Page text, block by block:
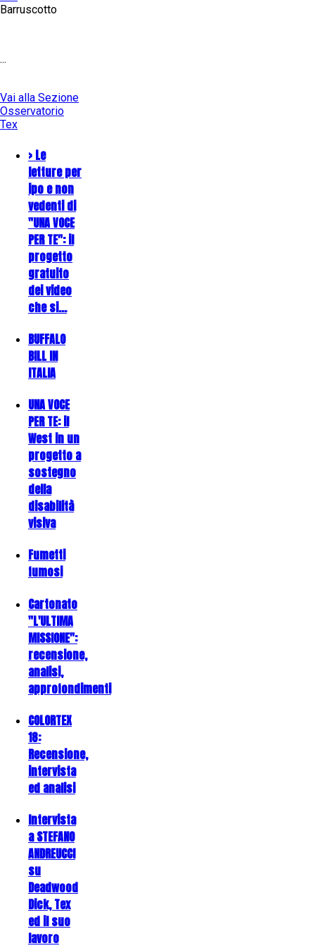
Barruscotto
...
Vai alla Sezione
Osservatorio
Tex
> Le
letture per
ipo e non
vedenti di
"UNA VOCE
PER TE": il
progetto
gratuito
dei video
che si…
BUFFALO
BILL IN
ITALIA
UNA VOCE
PER TE: il
West in un
progetto a
sostegno
della
disabilità
visiva
Fumetti
fumosi
Cartonato
"L'ULTIMA
MISSIONE":
recensione,
analisi,
approfondimenti
COLORTEX
18:
Recensione,
intervista
ed analisi
Intervista
a STEFANO
ANDREUCCI
su
Deadwood
Dick, Tex
ed il suo
lavoro